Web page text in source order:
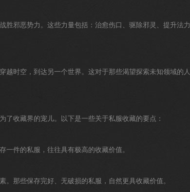
胜邪恶势力。这些力量包括：治愈伤口、驱除邪灵、提升法力
越时空，到达另一个世界。这对于那些渴望探索未知领域的人
了收藏界的宠儿。以下是一些关于私服收藏的要点：
一件的私服，往往具有极高的收藏价值。
。那些保存完好、无破损的私服，自然更具收藏价值。